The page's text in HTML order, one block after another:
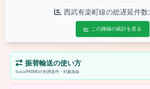
西武有楽町線の総遅延件数:
この路線の統計を見る
振替輸送の使い方
Suica/PASMOの利用条件・対象路線